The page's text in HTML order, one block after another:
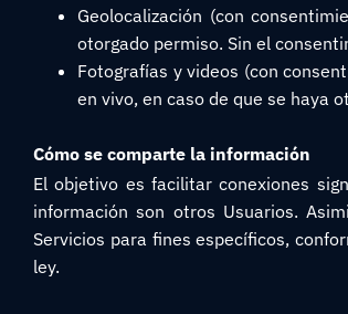
Geolocalización (con
otorgado permiso. Sin el
Fotografías y videos (con
en vivo, en caso de que se haya
Cómo se comparte la información
El objetivo es facilitar conexiones
información son otros Usuarios.
Servicios para fines específicos,
ley.